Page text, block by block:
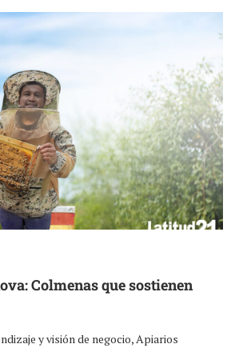
Colmenas que sostienen
y visión de negocio, Apiarios